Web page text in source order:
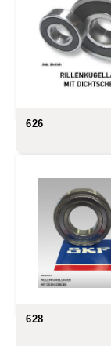
626
628